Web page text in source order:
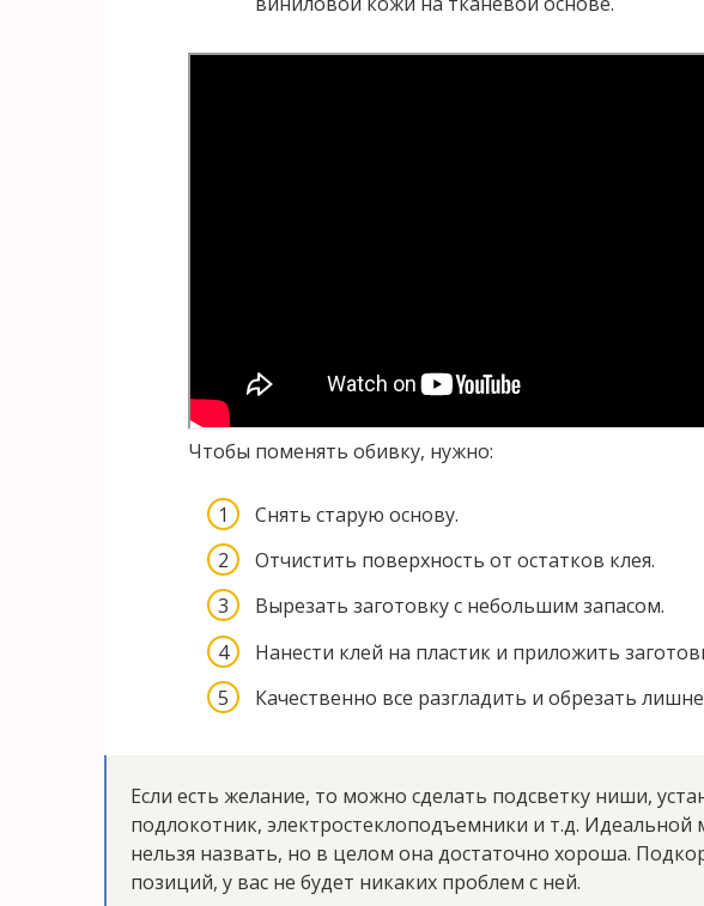
Чтобы поменять обивку, нужно:
Снять старую основу.
Отчистить поверхность от остатков клея.
Вырезать заготовку с небольшим запасом.
Нанести клей на пластик и приложить
Качественно все разгладить и обрезать
Если есть желание, то можно сделать подсветку ниши,
подлокотник, электростеклоподъемники и т.д.
нельзя назвать, но в целом она достаточно хороша.
позиций, у вас не будет никаких проблем с ней.